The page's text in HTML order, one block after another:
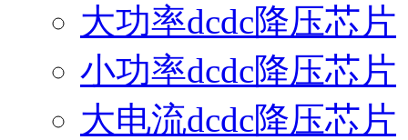
大功率dcdc降压芯片
小功率dcdc降压芯片
大电流dcdc降压芯片